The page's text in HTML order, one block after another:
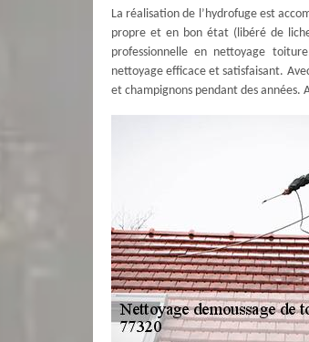
La réalisation de l’hydrofuge est
propre et en bon état (libéré de
professionnelle en nettoyage
nettoyage efficace et satisfaisant.
et champignons pendant des années.